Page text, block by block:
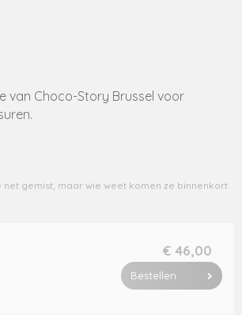
van Choco-Story Brussel voor
net gemist, maar wie weet komen ze binnenkort
€ 46,00
Bestellen